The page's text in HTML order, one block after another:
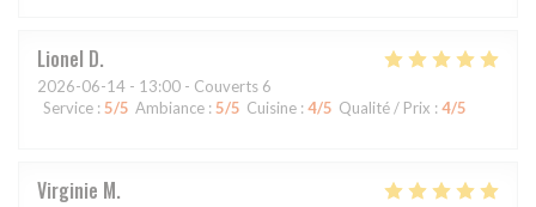
Lionel D
2026-06-14 - 13:00 - Couverts 6
Service : 5/5 Ambiance : 5/5 Cuisine : 4/5 Qualité / Prix : 4/5
Virginie M